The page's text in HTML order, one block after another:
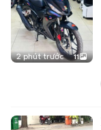
2 phút trước 11